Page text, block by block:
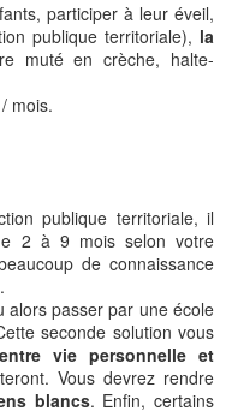
participer à leur éveil,
publique territoriale), la
muté en crèche, halte-
mois.
publique territoriale, il
2 à 9 mois selon votre
de connaissance
alors passer par une école
seconde solution vous
vie personnelle et
Vous devrez rendre
blancs. Enfin, certains